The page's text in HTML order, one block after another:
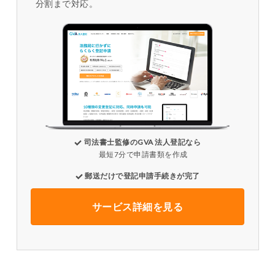
分割まで対応。
司法書士監修のGVA 法人登記なら
最短7分で申請書類を作成
郵送だけで登記申請手続きが完了
サービス詳細を見る